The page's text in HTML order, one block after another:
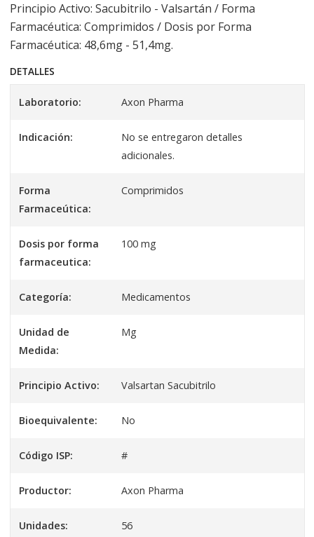
Principio Activo: Sacubitrilo - Valsartán / Forma
Farmacéutica: Comprimidos / Dosis por Forma
Farmacéutica: 48,6mg - 51,4mg.
DETALLES
Laboratorio: Axon Pharma
Indicación:
No se entregaron detalles
adicionales.
Forma
Farmaceútica:
Comprimidos
Dosis por forma
farmaceutica:
100 mg
Categoría: Medicamentos
Unidad de
Medida:
Mg
Principio Activo: Valsartan Sacubitrilo
Bioequivalente: No
Código ISP: #
Productor: Axon Pharma
Unidades: 56